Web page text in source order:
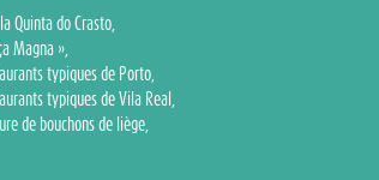
Quinta do Crasto,
Magna »,
typiques de Porto,
typiques de Vila Real,
de bouchons de liège,